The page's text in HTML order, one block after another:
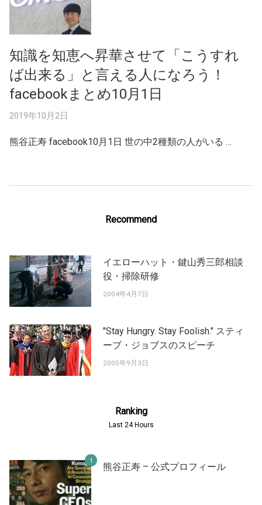
知識を知恵へ昇華させて「こうすれ
ば出来る」と言える人になろう！
facebookまとめ10月1日
2019年10月2日
熊谷正寿 facebook10月1日 世の中2種類の人がいる …
Recommend
イエローハット・鍵山秀三郎相談
役・掃除研修
2004年4月7日
"Stay Hungry. Stay Foolish." スティ
ーブ・ジョブスのスピーチ
2005年9月3日
Ranking
Last 24 Hours
熊谷正寿 – 公式プロフィール